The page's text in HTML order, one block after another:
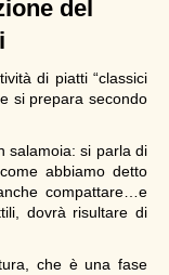
del
di piatti “classici
si prepara secondo
salamoia: si parla di
abbiamo detto
compattare…e
dovrà risultare di
che è una fase